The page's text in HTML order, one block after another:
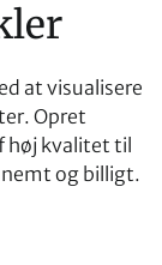
at visualisere
Opret
høj kvalitet til
og billigt.